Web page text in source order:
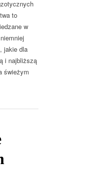
to
w
jakie dla
i najbliższą
świeżym